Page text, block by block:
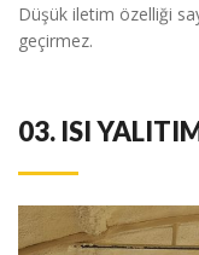
Düşük iletim özelliği
geçirmez.
03. ISI